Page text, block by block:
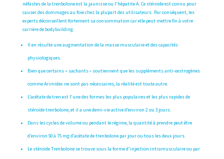
néfastes de la trenbolone est la jaunisse ou l’hépatite A. Ce stéroïde est connu pour
causer des dommages au foie chez la plupart des utilisateurs. Par conséquent, les
experts déconseillent fortement sa consommation car elle peut mettre fin à votre
carrière de bodybuilding.
Il en résulte une augmentation de la masse musculaire et des capacités
physiologiques.
Bien que certains « sachants » soutiennent que les suppléments anti-œstrogènes
comme Arimidex ne sont pas nécessaires, la réalité est toute autre.
L’acétate de tren est l’une des formes les plus populaires et les plus rapides de
stéroïde trenbolone, et il a une demi-vie active d’environ 2 ou 3 jours.
Dans les cycles de volume ou pendant le régime, la quantité à prendre peut être
d’environ 50 à 75 mg d’acétate de trenbolone par jour ou tous les deux jours.
Le stéroïde Trenbolone se trouve sous la forme d’injection intramusculaire ou par